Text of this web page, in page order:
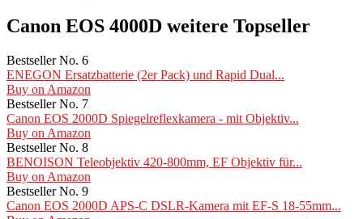
Canon EOS 4000D weitere Topseller
Bestseller No. 6
ENEGON Ersatzbatterie (2er Pack) und Rapid Dual...
Buy on Amazon
Bestseller No. 7
Canon EOS 2000D Spiegelreflexkamera - mit Objektiv...
Buy on Amazon
Bestseller No. 8
BENOISON Teleobjektiv 420-800mm, EF Objektiv für...
Buy on Amazon
Bestseller No. 9
Canon EOS 2000D APS-C DSLR-Kamera mit EF-S 18-55mm...